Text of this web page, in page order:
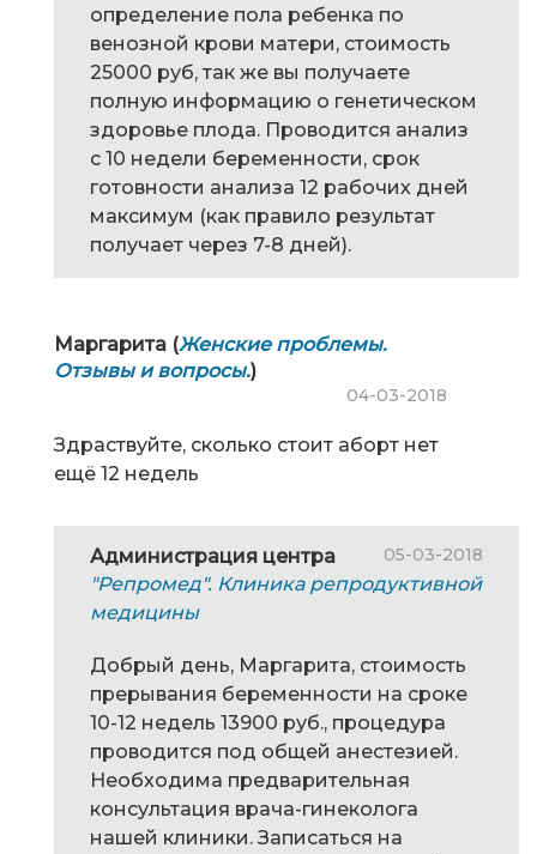
определение пола ребенка по
венозной крови матери, стоимость
25000 руб, так же вы получаете
полную информацию о генетическом
здоровье плода. Проводится анализ
с 10 недели беременности, срок
готовности анализа 12 рабочих дней
максимум (как правило результат
получает через 7-8 дней).
Маргарита (Женские проблемы.
Отзывы и вопросы.)
04-03-2018
Здраствуйте, сколько стоит аборт нет
ещё 12 недель
Администрация центра 05-03-2018
"Репромед". Клиника репродуктивной
медицины
Добрый день, Маргарита, стоимость
прерывания беременности на сроке
10-12 недель 13900 руб., процедура
проводится под общей анестезией.
Необходима предварительная
консультация врача-гинеколога
нашей клиники. Записаться на